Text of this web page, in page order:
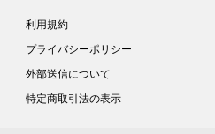
利用規約
プライバシーポリシー
外部送信について
特定商取引法の表示